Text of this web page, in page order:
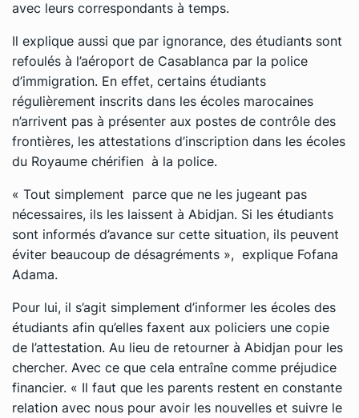
avec leurs correspondants à temps.
Il explique aussi que par ignorance, des étudiants sont
refoulés à l’aéroport de Casablanca par la police
d’immigration. En effet, certains étudiants
régulièrement inscrits dans les écoles marocaines
n’arrivent pas à présenter aux postes de contrôle des
frontières, les attestations d’inscription dans les écoles
du Royaume chérifien à la police.
« Tout simplement parce que ne les jugeant pas
nécessaires, ils les laissent à Abidjan. Si les étudiants
sont informés d’avance sur cette situation, ils peuvent
éviter beaucoup de désagréments », explique Fofana
Adama.
Pour lui, il s’agit simplement d’informer les écoles des
étudiants afin qu’elles faxent aux policiers une copie
de l’attestation. Au lieu de retourner à Abidjan pour les
chercher. Avec ce que cela entraîne comme préjudice
financier. « Il faut que les parents restent en constante
relation avec nous pour avoir les nouvelles et suivre le